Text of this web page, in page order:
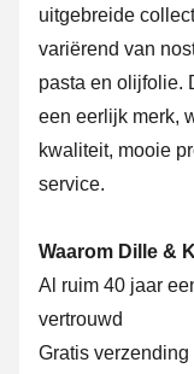
uitgebreide
variërend van
pasta en olijfolie.
een eerlijk merk,
kwaliteit, mooie
service.
Waarom Dille &
Al ruim 40 jaar
vertrouwd
Gratis